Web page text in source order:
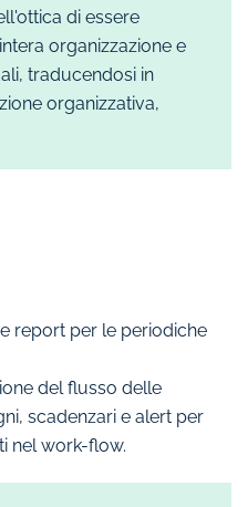
di essere
organizzazione e
traducendosi in
organizzativa,
report per le periodiche
del flusso delle
scadenzari e alert per
nel work-flow.